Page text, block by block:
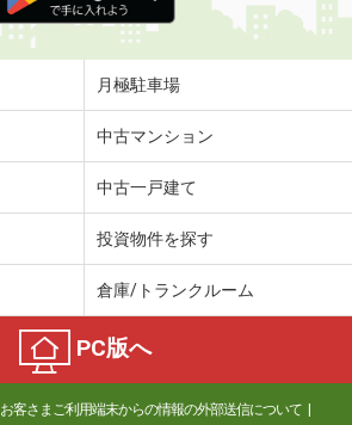
月極駐車場
中古マンション
中古一戸建て
投資物件を探す
倉庫/トランクルーム
PC版へ
お客さまご利用端末からの情報の外部送信について